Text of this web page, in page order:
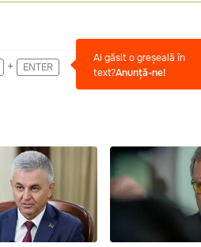
+ ENTER
Ai găsit o greșeală în
text?Anunță-ne!